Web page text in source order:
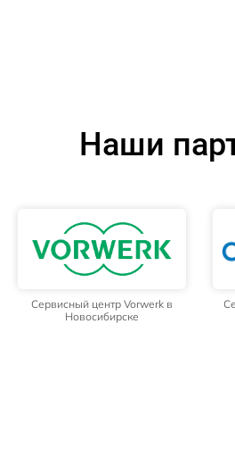
Наши
Сервисный центр Vorwerk в
Новосибирске